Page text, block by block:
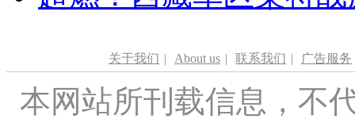
关于我们 | About us | 联系我们 | 广告服务
本网站所刊载信息，不